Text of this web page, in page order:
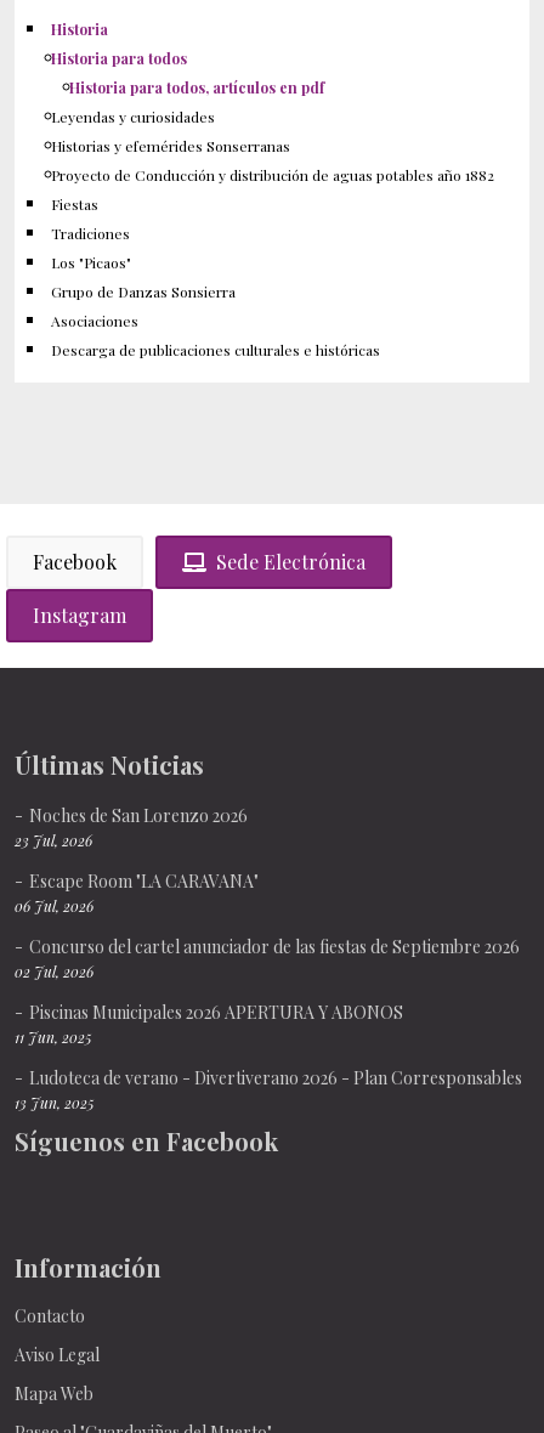
Historia
Historia para todos
Historia para todos, artículos en pdf
Leyendas y curiosidades
Historias y efemérides Sonserranas
Proyecto de Conducción y distribución de aguas potables año 1882
Fiestas
Tradiciones
Los "Picaos"
Grupo de Danzas Sonsierra
Asociaciones
Descarga de publicaciones culturales e históricas
Facebook Sede Electrónica
Instagram
Últimas Noticias
Noches de San Lorenzo 2026
23 Jul, 2026
Escape Room "LA CARAVANA"
06 Jul, 2026
Concurso del cartel anunciador de las fiestas de Septiembre 2026
02 Jul, 2026
Piscinas Municipales 2026 APERTURA Y ABONOS
11 Jun, 2025
Ludoteca de verano - Divertiverano 2026 - Plan Corresponsables
13 Jun, 2025
Síguenos en Facebook
Información
Contacto
Aviso Legal
Mapa Web